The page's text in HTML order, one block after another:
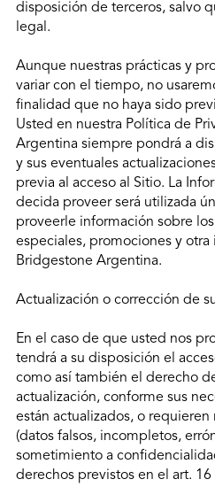
disposición de terceros, salvo
legal.
Aunque nuestras prácticas y
variar con el tiempo, no
finalidad que no haya sido
Usted en nuestra Política de
Argentina siempre pondrá a
y sus eventuales
previa al acceso al Sitio. La
decida proveer será utilizada
proveerle información sobre
especiales, promociones y
Bridgestone Argentina.
Actualización o corrección de
En el caso de que usted nos
tendrá a su disposición el
como así también el derecho
actualización, conforme sus
están actualizados, o
(datos falsos, incompletos,
sometimiento a
derechos previstos en el art. 16